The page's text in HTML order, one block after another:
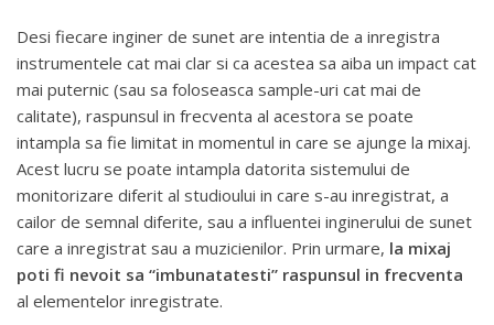
Desi fiecare inginer de sunet are intentia de a inregistra
instrumentele cat mai clar si ca acestea sa aiba un impact cat
mai puternic (sau sa foloseasca sample-uri cat mai de
calitate), raspunsul in frecventa al acestora se poate
intampla sa fie limitat in momentul in care se ajunge la mixaj.
Acest lucru se poate intampla datorita sistemului de
monitorizare diferit al studioului in care s-au inregistrat, a
cailor de semnal diferite, sau a influentei inginerului de sunet
care a inregistrat sau a muzicienilor. Prin urmare, la mixaj
poti fi nevoit sa “imbunatatesti” raspunsul in frecventa
al elementelor inregistrate.